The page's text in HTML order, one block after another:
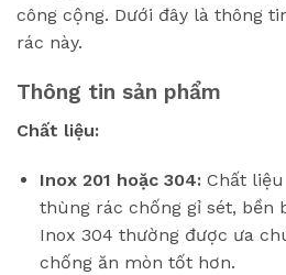
công cộng. Dưới đây là thông
rác này.
Thông tin sản phẩm
Chất liệu:
Inox 201 hoặc 304:Chất liệu
thùng rác chống gỉ sét, bền
Inox 304 thường được ưa
chống ăn mòn tốt hơn.